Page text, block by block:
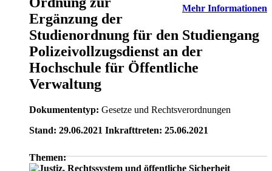
Mehr Informationen
Ergänzung der
Studienordnung für den Studiengang
Polizeivollzugsdienst an der
Hochschule für Öffentliche
Verwaltung
Dokumententyp: Gesetze und Rechtsverordnungen
Stand: 29.06.2021 Inkrafttreten: 25.06.2021
Themen: